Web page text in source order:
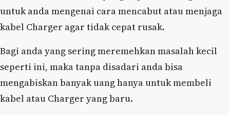
untuk anda mengenai cara mencabut atau menjaga
kabel Charger agar tidak cepat rusak.
Bagi anda yang sering meremehkan masalah kecil
seperti ini, maka tanpa disadari anda bisa
mengabiskan banyak uang hanya untuk membeli
kabel atau Charger yang baru.